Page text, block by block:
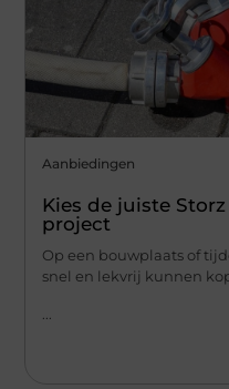
Aanbiedingen
Kies de juiste
project
Op een bouwplaats of
snel en lekvrij kunnen